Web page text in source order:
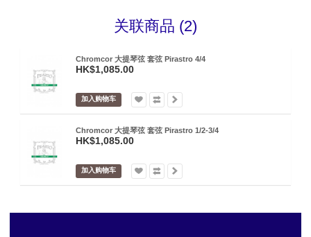
关联商品 (2)
Chromcor 大提琴弦 套弦 Pirastro 4/4
HK$1,085.00
加入购物车
Chromcor 大提琴弦 套弦 Pirastro 1/2-3/4
HK$1,085.00
加入购物车